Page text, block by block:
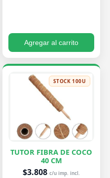
Agregar al carrito
STOCK 100U
TUTOR FIBRA DE COCO
40 CM
$3.808 c/u imp. incl.